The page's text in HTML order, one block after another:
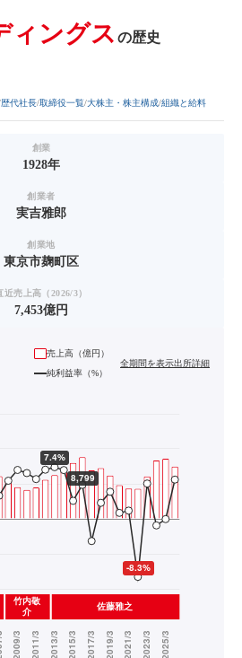
ィングス の歴史
歴代社長 取締役一覧 大株主・株主構成 組織と給料
創業
1928年
創業者
実吉雅郎
創業地
東京市麹町区
近売上高（2026/3）
7,453億円
売上高（億円）
純利益率（%）
全期間を表示出所詳細